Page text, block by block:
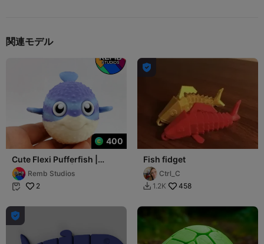
関連モデル
400
Cute Flexi Pufferfish |
Print-in-place | No
SupportRemb Studios
 2

Fish fidget
Ctrl_C
 1.2K 458
